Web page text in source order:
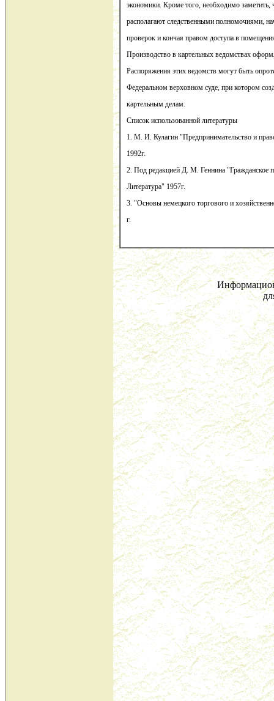
экономики. Кроме того, необходимо заметить,
располагают следственными полномочиями,
проверок и кончая правом доступа в
Производство в картельных ведомствах
Распоряжения этих ведомств могут быть
Федеральном верховном суде, при котором
картельным делам.
Список использованной литературы
1. М. И. Кулагин "Предпринимательство и
1992г.
2. Под редакцией Д. М. Геннина
Литература" 1957г.
3. "Основы немецкого торгового и
г.